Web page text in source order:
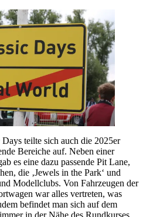
teilte sich auch die 2025er
Bereiche auf. Neben einer
es eine dazu passende Pit Lane,
die ‚Jewels in the Park‘ und
Modellclubs. Von Fahrzeugen der
war alles vertreten, was
befindet man sich auf dem
in der Nähe des Rundkurses